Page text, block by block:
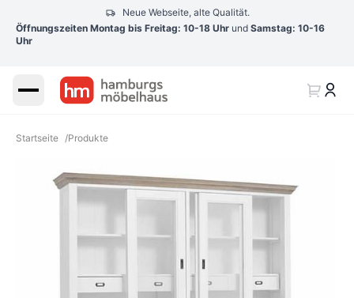
Neue Webseite, alte Qualität.
Öffnungszeiten Montag bis Freitag: 10-18 Uhr und Samstag: 10-16
Uhr
Startseite /Produkte